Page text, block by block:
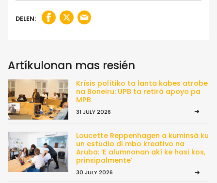
DELEN:
Artíkulonan mas resién
Krísis polítiko ta lanta kabes atrobe
na Boneiru: UPB ta retirá apoyo pa
MPB
31 JULY 2026
Loucette Reppenhagen a kuminsá ku
un estudio di mbo kreativo na
Aruba: ‘E alumnonan akí ke hasi kos,
prinsipalmente’
30 JULY 2026